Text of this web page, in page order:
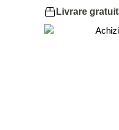
Livrare